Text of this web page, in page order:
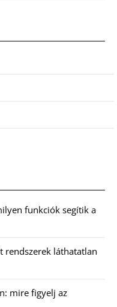
funkciók segítik a
rendszerek láthatatlan
mire figyelj az